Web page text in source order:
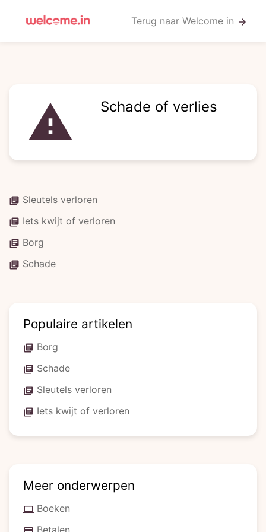
Terug naar Welcome in arrow_forward
warning Schade of verlies
library_books Sleutels verloren
library_books Iets kwijt of verloren
library_books Borg
library_books Schade
Populaire artikelen
library_books Borg
library_books Schade
library_books Sleutels verloren
library_books Iets kwijt of verloren
Meer onderwerpen
computer Boeken
Betalen